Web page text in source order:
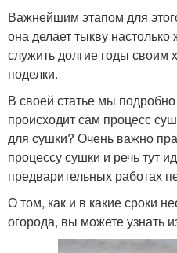
Важнейшим этапом для
она делает тыкву
служить долгие годы своим
поделки.
В своей статье мы
происходит сам процесс
для сушки? Очень важно
процессу сушки и речь тут
предварительных работах
О том, как и в какие сроки
огорода, вы можете узнать